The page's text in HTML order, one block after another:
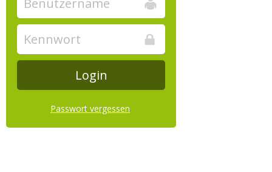
Passwort vergessen